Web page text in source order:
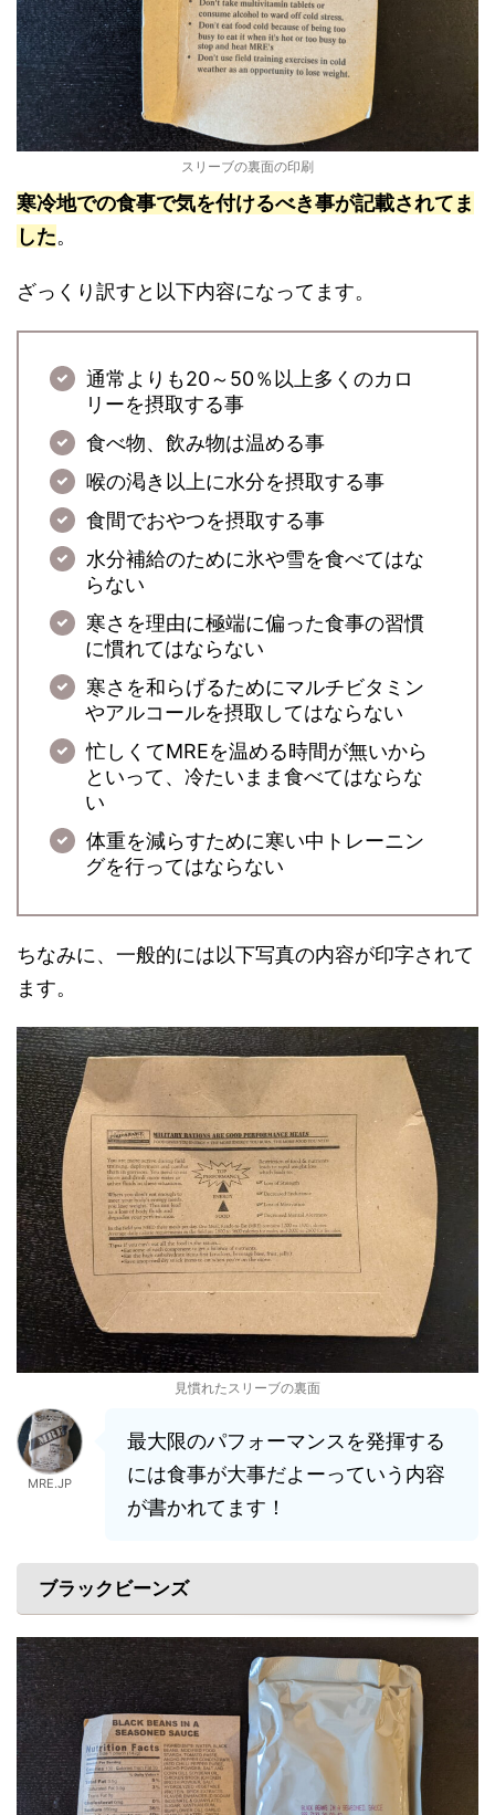
スリーブの裏面の印刷
寒冷地での食事で気を付けるべき事が記載されてま
した。
ざっくり訳すと以下内容になってます。
通常よりも20～50％以上多くのカロ
リーを摂取する事
食べ物、飲み物は温める事
喉の渇き以上に水分を摂取する事
食間でおやつを摂取する事
水分補給のために氷や雪を食べてはな
らない
寒さを理由に極端に偏った食事の習慣
に慣れてはならない
寒さを和らげるためにマルチビタミン
やアルコールを摂取してはならない
忙しくてMREを温める時間が無いから
といって、冷たいまま食べてはならな
い
体重を減らすために寒い中トレーニン
グを行ってはならない
ちなみに、一般的には以下写真の内容が印字されて
ます。
見慣れたスリーブの裏面
MRE.JP
最大限のパフォーマンスを発揮する
には食事が大事だよーっていう内容
が書かれてます！
ブラックビーンズ